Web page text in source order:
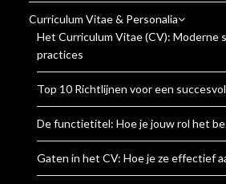
Curriculum Vitae & Personalia
Het Curriculum Vitae (CV): Moderne
practices
Top 10 Richtlijnen voor een
De functietitel: Hoe je jouw rol het
Gaten in het CV: Hoe je ze effectief